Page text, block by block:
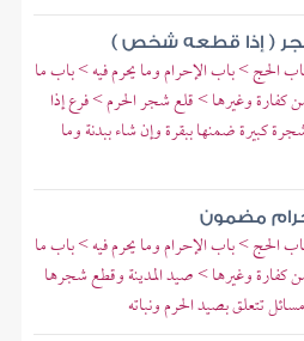
( إذا قطعه شخص )
الحج > باب الإحرام وما يحرم فيه > باب ما
كفارة وغيرها > قلع شجر الحرم > فرع إذا
كبيرة ضمنها ببقرة وإن شاء ببدنة وما
مضمون
الحج > باب الإحرام وما يحرم فيه > باب ما
كفارة وغيرها > صيد المدينة وقطع شجرها
تتعلق بصيد الحرم ونباته